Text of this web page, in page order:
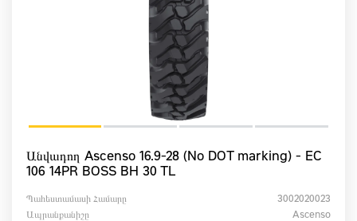
Անվադող Ascenso 16.9-28 (No DOT marking) - EC
106 14PR BOSS BH 30 TL
Պահեստամասի Համարը
3002020023
Ապրանքանիշը
Ascenso